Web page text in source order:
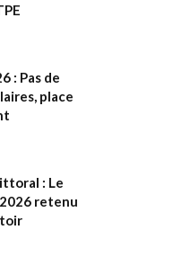
: Pas de
place
: Le
retenu